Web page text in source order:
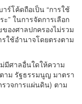
ร์โค้ดถือเป็น “การใช้
” ในการจัดการเลือก
องศาลปกครองไม่รวม
ใช้อำนาจโดยตรงตาม
มีศาลอื่นใดให้ความ
าม รัฐธรรมนูญ มาตรา
วจการแผ่นดิน) ตาม